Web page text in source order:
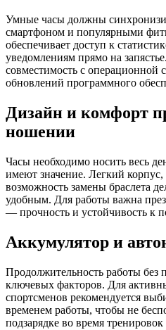
Умные часы должны
смартфоном и популярными
обеспечивает доступ к
уведомлениям прямо на
совместимость с операционной
обновлений программного
Дизайн и комфорт
ношении
Часы необходимо носить весь
имеют значение. Легкий
возможность замены браслета
удобным. Для работы важна
— прочность и устойчивость к
Аккумулятор и
Продолжительность работы без
ключевых факторов. Для
спортсменов рекомендуется
временем работы, чтобы не
подзарядке во время